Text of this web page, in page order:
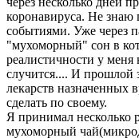
коронавируса. Не знаю
событиями. Уже через
"мухоморный" сон в
реалистичности у
случится.... И прошлой
лекарств назначенных
сделать по своему.
Я принимал несколько
мухоморный